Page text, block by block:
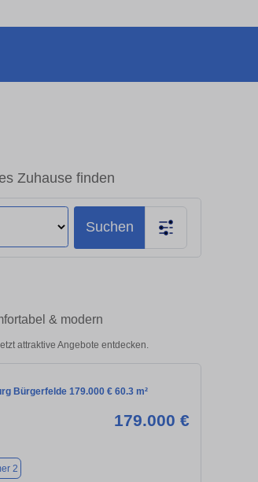
Zuhause finden
Suchen
& modern
attraktive Angebote entdecken.
Bürgerfelde 179.000 € 60.3 m²
179.000 €
2